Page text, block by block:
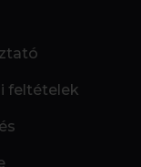
feltételek